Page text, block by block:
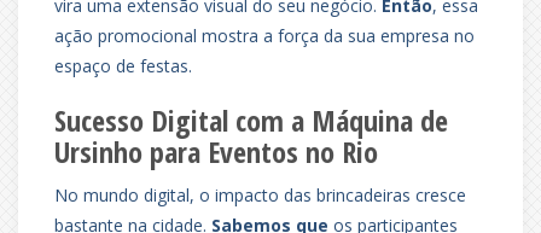
vira uma extensão visual do seu negócio. Então, essa
ação promocional mostra a força da sua empresa no
espaço de festas.
Sucesso Digital com a Máquina de
Ursinho para Eventos no Rio
No mundo digital, o impacto das brincadeiras cresce
bastante na cidade. Sabemos que os participantes